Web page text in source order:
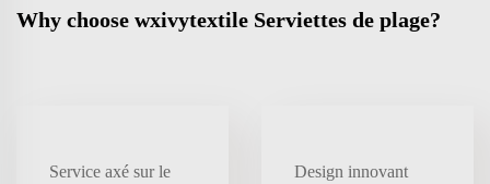
Why choose wxivytextile Serviettes de plage?
Service axé sur le
Design innovant